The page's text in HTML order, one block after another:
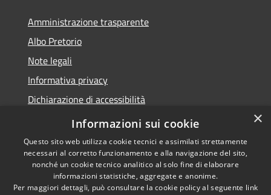
Amministrazione trasparente
Albo Pretorio
Note legali
Informativa privacy
Dichiarazione di accessibilità
Obiettivi di accessibilità
Copyright © 2026 • Comune di
×
Informazioni sui cookie
Questo sito web utilizza cookie tecnici e assimilati strettamente
necessari al corretto funzionamento e alla navigazione del sito,
nonché un cookie tecnico analitico al solo fine di elaborare
informazioni statistiche, aggregate e anonime.
Per maggiori dettagli, può consultare la cookie policy al seguente link